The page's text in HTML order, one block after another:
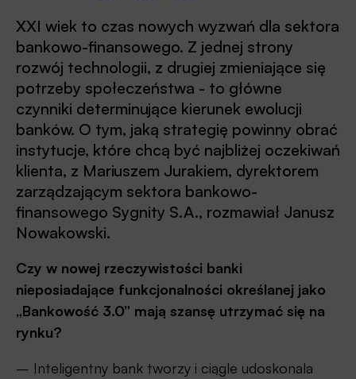
XXI wiek to czas nowych wyzwań dla sektora
bankowo-finansowego. Z jednej strony
rozwój technologii, z drugiej zmieniające się
potrzeby społeczeństwa - to główne
czynniki determinujące kierunek ewolucji
banków. O tym, jaką strategię powinny obrać
instytucje, które chcą być najbliżej oczekiwań
klienta, z Mariuszem Jurakiem, dyrektorem
zarządzającym sektora bankowo-
finansowego Sygnity S.A., rozmawiał Janusz
Nowakowski.
Czy w nowej rzeczywistości banki
nieposiadające funkcjonalności określanej jako
„Bankowość 3.0” mają szansę utrzymać się na
rynku?
– Inteligentny bank tworzy i ciągle udoskonala